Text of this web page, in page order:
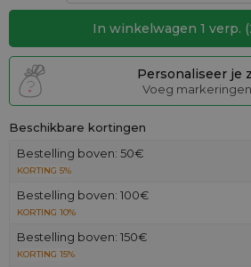
In winkelwagen 1 verp. (
Personaliseer je
Voeg
Beschikbare kortingen
Bestelling boven: 50€
KORTING 5%
Bestelling boven: 100€
KORTING 10%
Bestelling boven: 150€
KORTING 15%